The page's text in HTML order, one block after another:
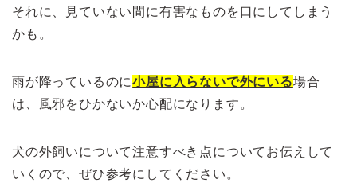
それに、見ていない間に有害なものを口にしてしまう
かも。
雨が降っているのに小屋に入らないで外にいる場合
は、風邪をひかないか心配になります。
犬の外飼いについて注意すべき点についてお伝えして
いくので、ぜひ参考にしてください。